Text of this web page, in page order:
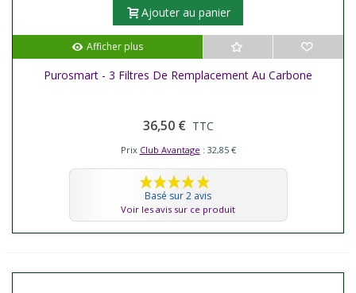
Ajouter au panier
Afficher plus
Purosmart - 3 Filtres De Remplacement Au Carbone
36,50 € TTC
Prix Club Avantage : 32,85 €
Basé sur 2 avis
Voir les avis sur ce produit